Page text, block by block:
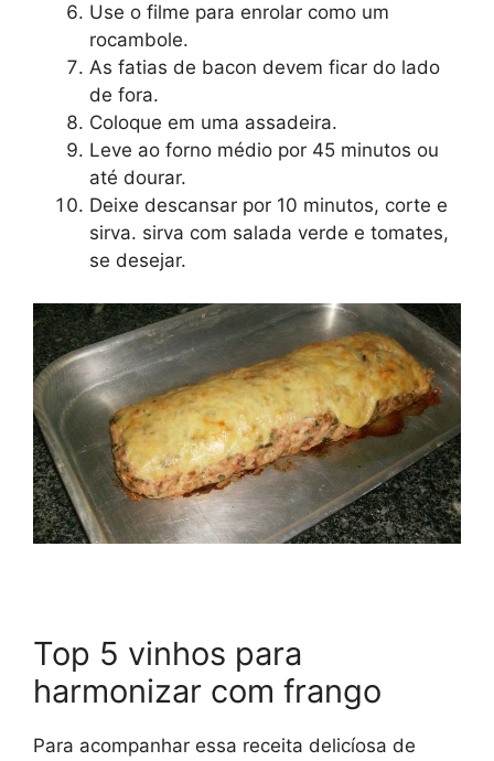
Use o filme para enrolar como um
rocambole.
As fatias de bacon devem ficar do lado
de fora.
Coloque em uma assadeira.
Leve ao forno médio por 45 minutos ou
até dourar.
Deixe descansar por 10 minutos, corte e
sirva. sirva com salada verde e tomates,
se desejar.
Top 5 vinhos para
harmonizar com frango
Para acompanhar essa receita delicíosa de